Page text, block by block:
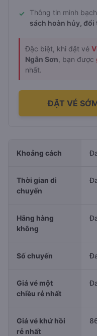
✓ Thông tin minh
sách hoàn hủy, đổi
Đặc biệt, khi đặt vé
Ngân Sơn , bạn được
nhất.
ĐẶT VÉ
Khoảng cách
Thời gian di
chuyển
Hãng hàng
không
Số chuyến
Giá vé một
chiều rẻ nhất
Giá vé khứ hồi
rẻ nhất